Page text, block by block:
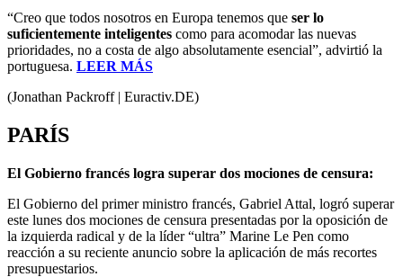
“Creo que todos nosotros en Europa tenemos que ser lo
suficientemente inteligentes como para acomodar las nuevas
prioridades, no a costa de algo absolutamente esencial”, advirtió la
portuguesa. LEER MÁS
(Jonathan Packroff | Euractiv.DE)
PARÍS
El Gobierno francés logra superar dos mociones de censura:
El Gobierno del primer ministro francés, Gabriel Attal, logró superar
este lunes dos mociones de censura presentadas por la oposición de
la izquierda radical y de la líder “ultra” Marine Le Pen como
reacción a su reciente anuncio sobre la aplicación de más recortes
presupuestarios.